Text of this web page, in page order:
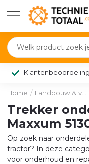
Klantenbeoordeling
Home /
Trekker
Maxxum
Op zoek naar
tractor? In deze
voor onderhoud en